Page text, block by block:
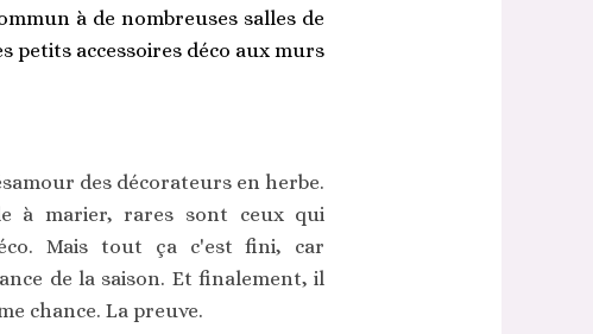
à de nombreuses salles de
petits accessoires déco aux murs
des décorateurs en herbe.
à marier, rares sont ceux qui
Mais tout ça c'est fini, car
de la saison. Et finalement, il
chance. La preuve.